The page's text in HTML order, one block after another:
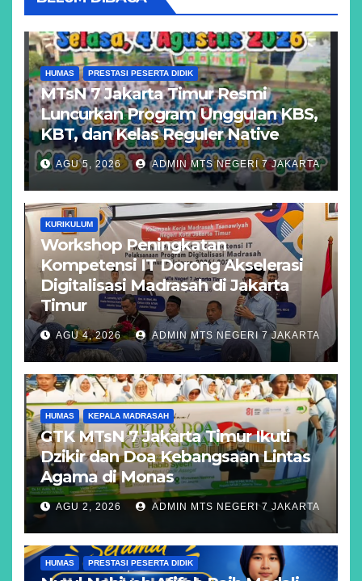
HUMAS PRESTASI PESERTA DIDIK
MTsN 7 Jakarta Timur Resmi
Luncurkan Program Unggulan KBS,
KBT, dan Kelas Reguler Native
AGU 5, 2026 ADMIN MTS NEGERI 7 JAKARTA
KURIKULUM
Workshop Peningkatan
Kompetensi IT Dorong Akselerasi
Digitalisasi Madrasah di Jakarta
Timur
AGU 4, 2026 ADMIN MTS NEGERI 7 JAKARTA
HUMAS KEPALA MADRASAH
GTK MTsN 7 Jakarta Timur Ikuti
Dzikir dan Doa Kebangsaan Lintas
Agama di Monas
AGU 2, 2026 ADMIN MTS NEGERI 7 JAKARTA
HUMAS PRESTASI PESERTA DIDIK